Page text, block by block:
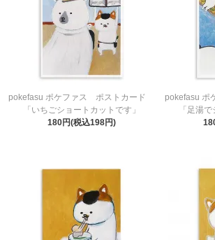
pokefasu ポケファス ポストカード
「いちごショートカットです」
180円(税込198円)
pokefasu
「足湯